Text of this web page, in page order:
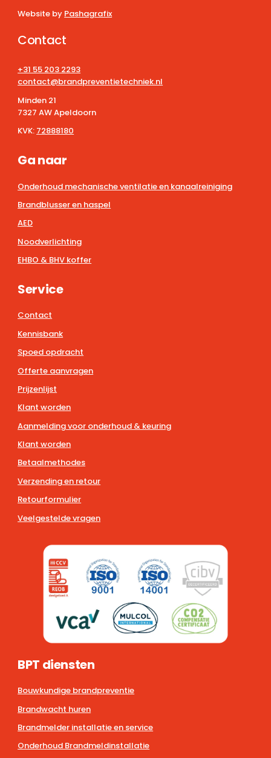
Website by Pashagrafix
Contact
+31 55 203 2293
contact@brandpreventietechniek.nl
Minden 21
7327 AW Apeldoorn
KVK: 72888180
Ga naar
Onderhoud mechanische ventilatie en kanaalreiniging
Brandblusser en haspel
AED
Noodverlichting
EHBO & BHV koffer
Service
Contact
Kennisbank
Spoed opdracht
Offerte aanvragen
Prijzenlijst
Klant worden
Aanmelding voor onderhoud & keuring
Klant worden
Betaalmethodes
Verzending en retour
Retourformulier
Veelgestelde vragen
BPT diensten
Bouwkundige brandpreventie
Brandwacht huren
Brandmelder installatie en service
Onderhoud Brandmeldinstallatie